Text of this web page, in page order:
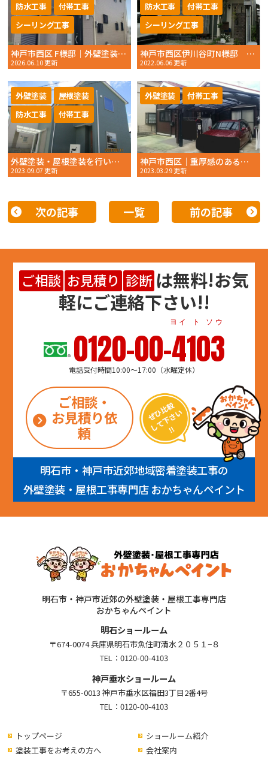
神戸市西区 F様邸｜外壁塗装・屋根塗装｜毎日の作業報告で安心！丁寧な施工に大変満足のお声をいただきました｜2026年5月完工
2026.06.10 更新
防水工事
付帯工事
シーリング工事
神戸市西区伊川谷町N様邸 外壁塗装・屋根塗装 2022年4月完工 おかちゃんペイント
2022.06.06 更新
防水工事
付帯工事
シーリング工事
外壁塗装・屋根塗装を行いました！明石市藤江 耐久性20年以上！！ 2023年 8月初旬完工 おかちゃんペイント
2023.09.07 更新
外壁塗装
屋根塗装
防水工事
付帯工事
神戸市西区｜重厚感のあるブラウンで印象を一新
2023.03.29 更新
外壁塗装 付帯工事
次の記事 一覧 前の記事
ご相談 お見積り 診断 は無料!お気
軽にご連絡下さい!!
0120-00-4103
ヨイ ト ソウ
電話受付時間10:00～17:00（水曜定休）
ご相談・
お見積り依
頼
明石市・神戸市近郊地域密着塗装工事の
外壁塗装・屋根工事専門店 おかちゃんペイント
明石市・神戸市近郊の外壁塗装・屋根工事専門店
おかちゃんペイント
明石ショールーム
〒674-0074 兵庫県明石市魚住町清水２０５１−８
TEL： 0120-00-4103
神戸垂水ショールーム
〒655-0013 神戸市垂水区福田3丁目2番4号
TEL： 0120-00-4103
トップページ
塗装工事をお考えの方へ
ショールーム紹介
会社案内